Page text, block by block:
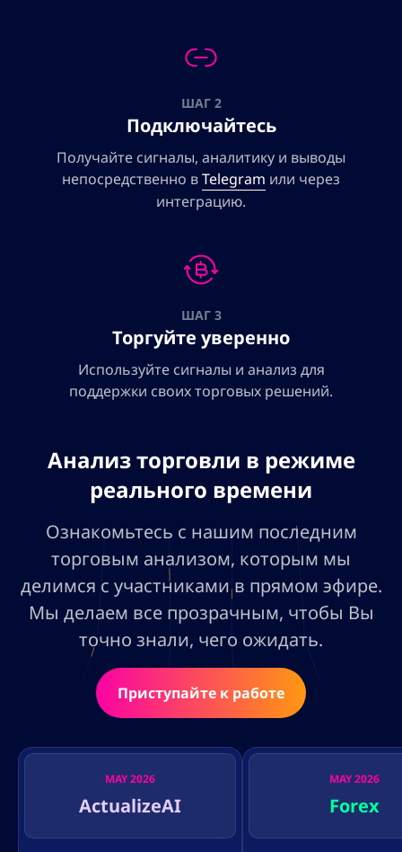
ШАГ 2
Подключайтесь
Получайте сигналы, аналитику и выводы
непосредственно вTelegram или через
интеграцию.
ШАГ 3
Торгуйте уверенно
Используйте сигналы и анализ для
поддержки своих торговых решений.
Анализ торговли в режиме
реального времени
Ознакомьтесь с нашим последним
торговым анализом, которым мы
делимся с участниками в прямом эфире.
Мы делаем все прозрачным, чтобы Вы
точно знали, чего ожидать.
Приступайте к работе
MAY 2026
ActualizeAI
MAY 2026
Forex